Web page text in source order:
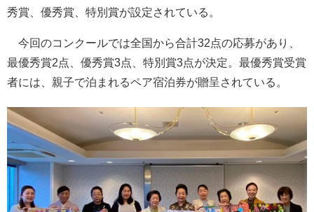
秀賞、優秀賞、特別賞が設定されている。
今回のコンクールでは全国から合計32点の応募があり、
最優秀賞2点、優秀賞3点、特別賞3点が決定。最優秀賞受賞
者には、親子で泊まれるペア宿泊券が贈呈されている。